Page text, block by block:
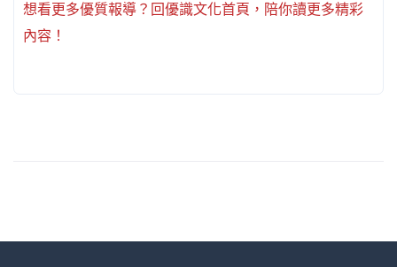
想看更多優質報導？回優識文化首頁，陪你讀更多精彩
內容！